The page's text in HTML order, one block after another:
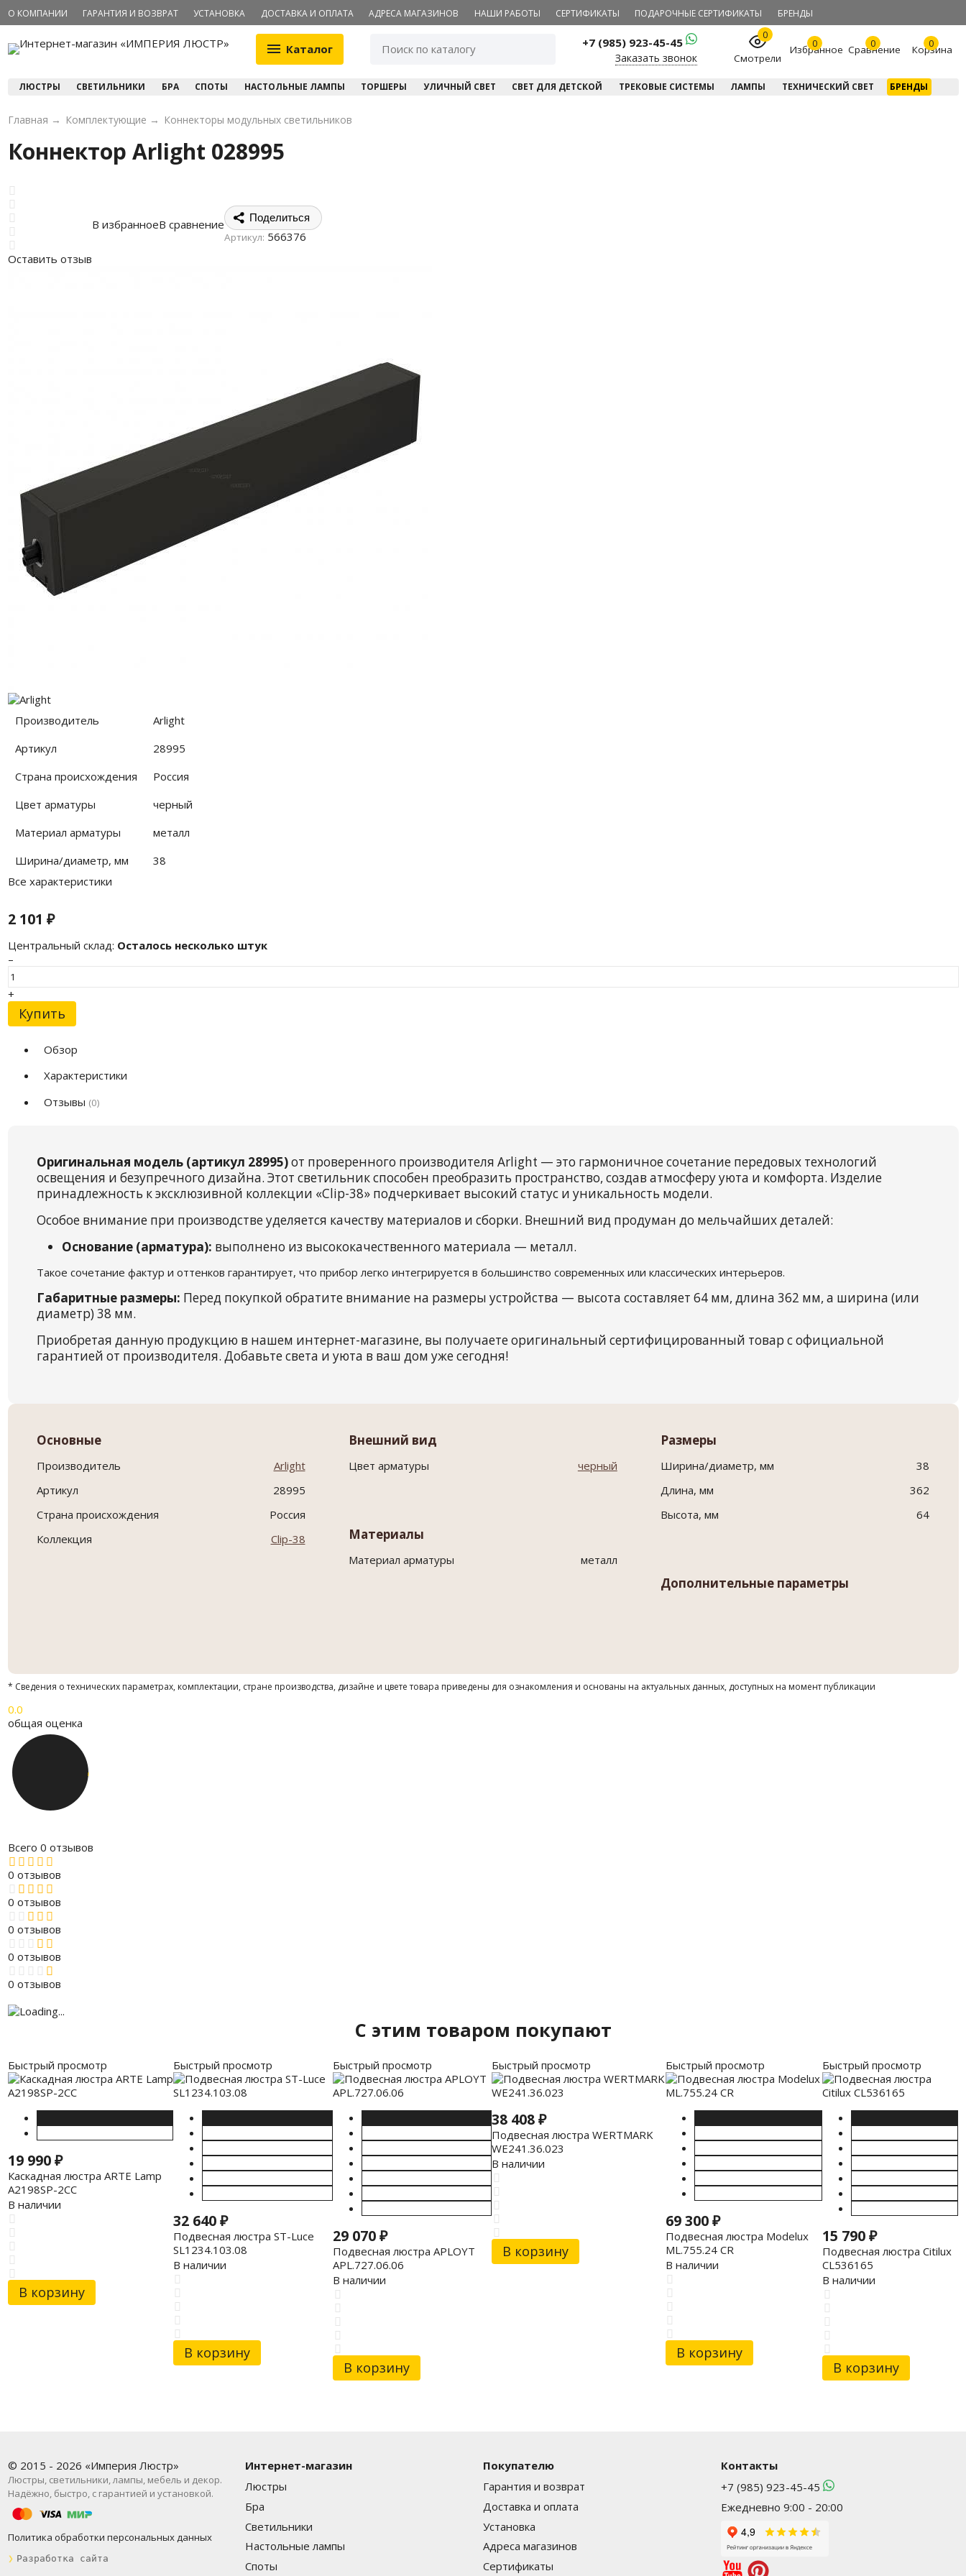
О КОМПАНИИ ГАРАНТИЯ И ВОЗВРАТ УСТАНОВКА ДОСТАВКА И ОПЛАТА АДРЕСА МАГАЗИНОВ НАШИ РАБОТЫ СЕРТИФИКАТЫ ПОДАРОЧНЫЕ СЕРТИФИКАТЫ БРЕНДЫ
Каталог +7 (985) 923-45-45
Заказать звонок
0
Смотрели
0
Избранное 0
Сравнение 0
Корзина
ЛЮСТРЫ СВЕТИЛЬНИКИ БРА СПОТЫ НАСТОЛЬНЫЕ ЛАМПЫ ТОРШЕРЫ УЛИЧНЫЙ СВЕТ СВЕТ ДЛЯ ДЕТСКОЙ ТРЕКОВЫЕ СИСТЕМЫ ЛАМПЫ ТЕХНИЧЕСКИЙ СВЕТ БРЕНДЫ
Главная → Комплектующие → Коннекторы модульных светильников
Коннектор Arlight 028995
Оставить отзыв
В избранноеВ сравнение Поделиться
Артикул: 566376
Производитель
Arlight
Артикул
28995
Страна происхождения
Россия
Цвет арматуры
черный
Материал арматуры
металл
Ширина/диаметр, мм
38
Все характеристики
2 101 ₽
Центральный склад: Осталось несколько штук
–
+
Купить
Обзор
Характеристики
Отзывы (0)
Оригинальная модель (артикул 28995)от проверенного производителя Arlight — это гармоничное сочетание передовых технологий
освещения и безупречного дизайна. Этот светильник способен преобразить пространство, создав атмосферу уюта и комфорта. Изделие
принадлежность к эксклюзивной коллекции «Clip-38» подчеркивает высокий статус и уникальность модели.
Особое внимание при производстве уделяется качеству материалов и сборки. Внешний вид продуман до мельчайших деталей:
Основание (арматура): выполнено из высококачественного материала — металл.
Такое сочетание фактур и оттенков гарантирует, что прибор легко интегрируется в большинство современных или классических интерьеров.
Габаритные размеры: Перед покупкой обратите внимание на размеры устройства — высота составляет 64 мм, длина 362 мм, а ширина (или
диаметр) 38 мм.
Приобретая данную продукцию в нашем интернет-магазине, вы получаете оригинальный сертифицированный товар с официальной
гарантией от производителя. Добавьте света и уюта в ваш дом уже сегодня!
Основные
Производитель
Arlight
Артикул
28995
Страна происхождения
Россия
Коллекция
Clip-38
Внешний вид
Цвет арматуры черный
Материалы
Материал арматуры металл
Размеры
Ширина/диаметр, мм
38
Длина, мм
362
Высота, мм
64
Дополнительные параметры
* Сведения о технических параметрах, комплектации, стране производства, дизайне и цвете товара приведены для ознакомления и основаны на актуальных данных, доступных на момент публикации
0.0
общая оценка
Всего 0 отзывов
0 отзывов
0 отзывов
0 отзывов
0 отзывов
0 отзывов
C этим товаром покупают
Быстрый просмотр
19 990₽
Каскадная люстра ARTE Lamp
A2198SP-2CC
В наличии
В корзину
Быстрый просмотр
32 640₽
Подвесная люстра ST-Luce
SL1234.103.08
В наличии
В корзину
Быстрый просмотр
29 070₽
Подвесная люстра APLOYT
APL.727.06.06
В наличии
В корзину
Быстрый просмотр
38 408₽
Подвесная люстра WERTMARK
WE241.36.023
В наличии
В корзину
Быстрый просмотр
69 300₽
Подвесная люстра Modelux
ML.755.24 CR
В наличии
В корзину
Быстрый просмотр
15 790₽
Подвесная люстра Citilux
CL536165
В наличии
В корзину
© 2015 - 2026 «Империя Люстр»
Люстры, светильники, лампы, мебель и декор.
Надёжно, быстро, с гарантией и установкой.
Политика обработки персональных данных
❯ Разработка сайта
Интернет-магазин
Люстры
Бра
Светильники
Настольные лампы
Споты
Покупателю
Гарантия и возврат
Доставка и оплата
Установка
Адреса магазинов
Сертификаты
Контакты
+7 (985) 923-45-45
Ежедневно 9:00 - 20:00